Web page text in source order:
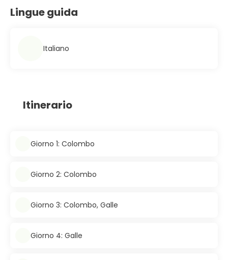
Lingue guida
Italiano
Itinerario
Giorno 1: Colombo
Giorno 2: Colombo
Giorno 3: Colombo, Galle
Giorno 4: Galle